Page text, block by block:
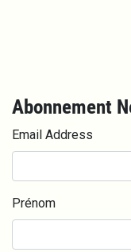
Abonnement
Email Address
Prénom